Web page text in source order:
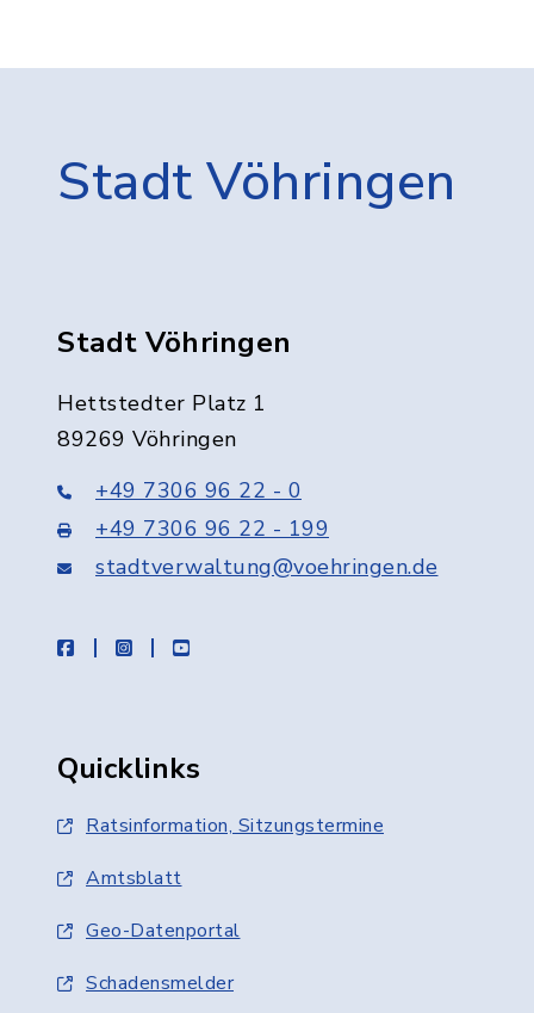
Stadt Vöhringen
Stadt Vöhringen
Hettstedter Platz 1
89269 Vöhringen
+49 7306 96 22 - 0
+49 7306 96 22 - 199
stadtverwaltung@voehringen.de
facebookinstagramyoutube
Quicklinks
Ratsinformation, Sitzungstermine
Amtsblatt
Geo-Datenportal
Schadensmelder